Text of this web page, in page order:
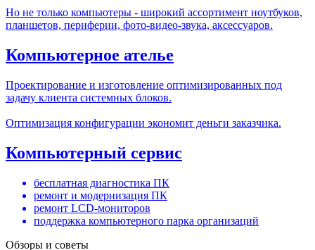
Но не только компьютеры - широкий ассортимент ноутбуков,
планшетов, периферии, фото-видео-звука, аксессуаров.
Компьютерное ателье
Проектирование и изготовление оптимизированных под
задачу клиента системных блоков.
Оптимизация конфигурации экономит деньги заказчика.
Компьютерный сервис
бесплатная диагностика ПК
ремонт и модернизация ПК
ремонт LCD-мониторов
поддержка компьютерного парка организаций
Обзоры и советы